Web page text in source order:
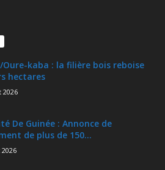
kaba : la filière bois reboise
hectares
2026
De Guinée : Annonce de
de plus de 150...